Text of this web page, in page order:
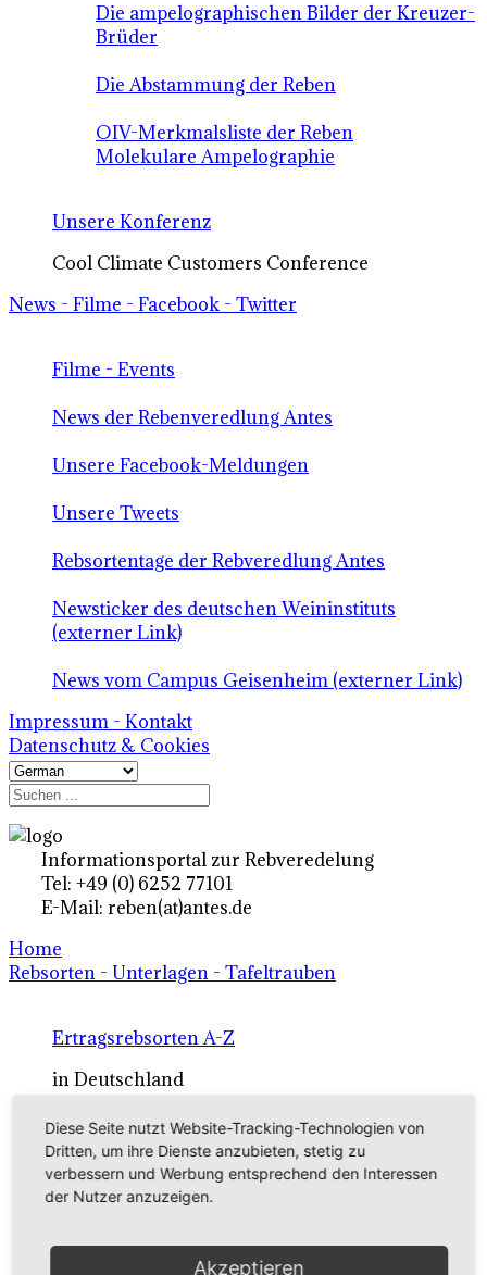
Die ampelographischen Bilder der Kreuzer-
Brüder
Die Abstammung der Reben
OIV-Merkmalsliste der Reben
Molekulare Ampelographie
Unsere Konferenz
Cool Climate Customers Conference
News - Filme - Facebook - Twitter
Filme - Events
News der Rebenveredlung Antes
Unsere Facebook-Meldungen
Unsere Tweets
Rebsortentage der Rebveredlung Antes
Newsticker des deutschen Weininstituts
(externer Link)
News vom Campus Geisenheim (externer Link)
Impressum - Kontakt
Datenschutz & Cookies
Informationsportal zur Rebveredelung
Tel: +49 (0) 6252 77101
E-Mail: reben(at)antes.de
Home
Rebsorten - Unterlagen - Tafeltrauben
Ertragsrebsorten A-Z
in Deutschland
Rebsorten international
externe Links
Tafeltraubensorten
Diese Seite nutzt Website-Tracking-Technologien von
Dritten, um ihre Dienste anzubieten, stetig zu
verbessern und Werbung entsprechend den Interessen
der Nutzer anzuzeigen.
Akzeptieren